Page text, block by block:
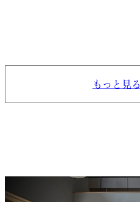
もっと見る